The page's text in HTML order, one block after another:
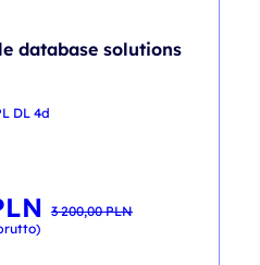
database solutions
DL 4d
3 200,00PLN